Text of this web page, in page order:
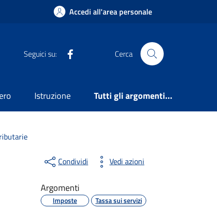
Accedi all'area personale
Seguici su: Cerca
Istruzione Tutti gli argomenti...
Condividi Vedi azioni
Argomenti
Imposte Tassa sui servizi